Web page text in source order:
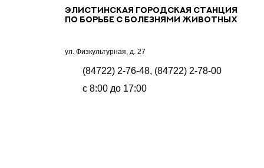
Элистинская городская станция
по борьбе с болезнями животных
ул. Физкультурная, д. 27
(84722) 2-76-48, (84722) 2-78-00
с 8:00 до 17:00